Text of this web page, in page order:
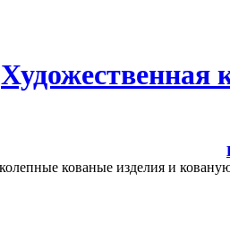
Художественная